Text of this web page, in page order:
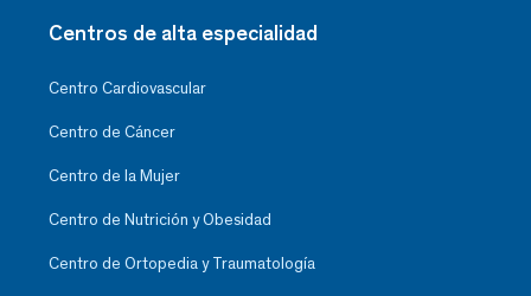
Centros de alta especialidad
Centro Cardiovascular
Centro de Cáncer
Centro de la Mujer
Centro de Nutrición y Obesidad
Centro de Ortopedia y Traumatología